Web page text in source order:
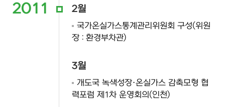
2011 2월
국가온실가스통계관리위원회 구성(위원
장 : 환경부차관)
3월
개도국 녹색성장·온실가스 감축모형 협
력포럼 제1차 운영회의(인천)